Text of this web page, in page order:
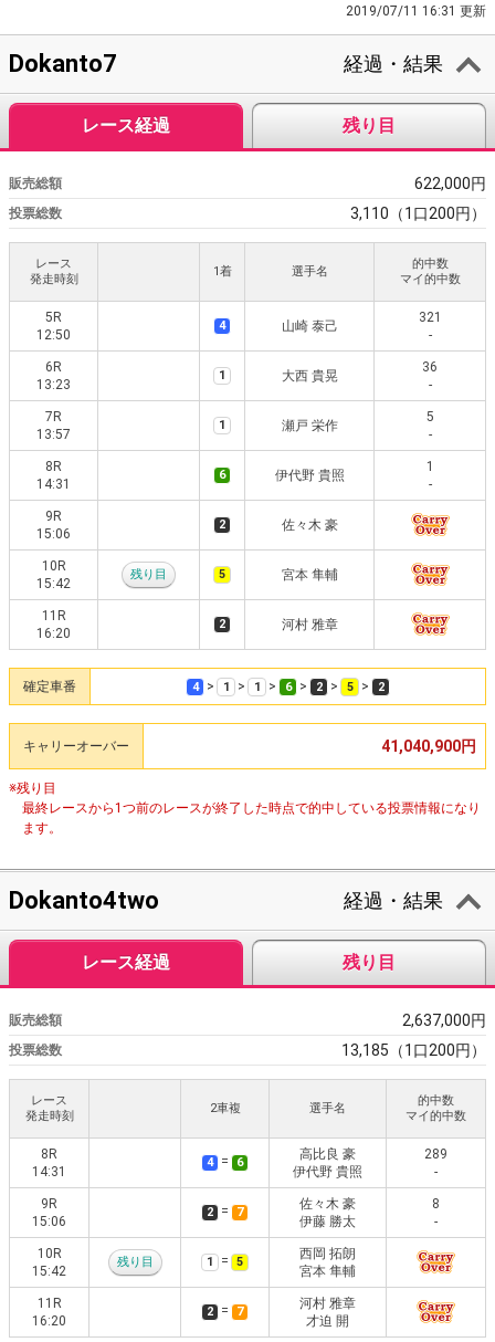
2019/07/11 16:31 更新
Dokanto7 経過・結果
レース経過 残り目
販売総額 622,000円
投票総数 3,110（1口200円）
レース
発走時刻
1着 選手名
的中数
マイ的中数
5R
12:50
4 山崎 泰己
321
-
6R
13:23
1 大西 貴晃
36
-
7R
13:57
1 瀬戸 栄作
5
-
8R
14:31
6 伊代野 貴照
1
-
9R
15:06
2 佐々木 豪
10R
15:42
残り目 5 宮本 隼輔
11R
16:20
2 河村 雅章
確定車番 4 > 1 > 1 > 6 > 2 > 5 > 2
キャリーオーバー 41,040,900円
※残り目
最終レースから1つ前のレースが終了した時点で的中している投票情報になり
ます。
Dokanto4two 経過・結果
レース経過 残り目
販売総額 2,637,000円
投票総数 13,185（1口200円）
レース
発走時刻
2車複 選手名
的中数
マイ的中数
8R
14:31
4 = 6
高比良 豪
伊代野 貴照
289
-
9R
15:06
2 = 7
佐々木 豪
伊藤 勝太
8
-
10R
15:42
残り目 1 = 5
西岡 拓朗
宮本 隼輔
11R
16:20
2 = 7
河村 雅章
才迫 開